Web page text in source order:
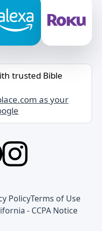
trusted Bible
as your
PolicyTerms of Use
- CCPA Notice